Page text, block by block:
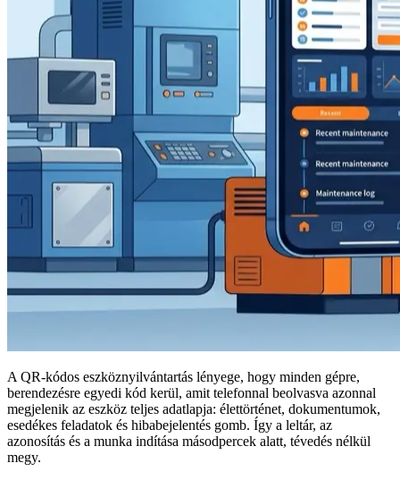
A QR-kódos eszköznyilvántartás lényege, hogy minden gépre,
berendezésre egyedi kód kerül, amit telefonnal beolvasva azonnal
megjelenik az eszköz teljes adatlapja: élettörténet, dokumentumok,
esedékes feladatok és hibabejelentés gomb. Így a leltár, az
azonosítás és a munka indítása másodpercek alatt, tévedés nélkül
megy.